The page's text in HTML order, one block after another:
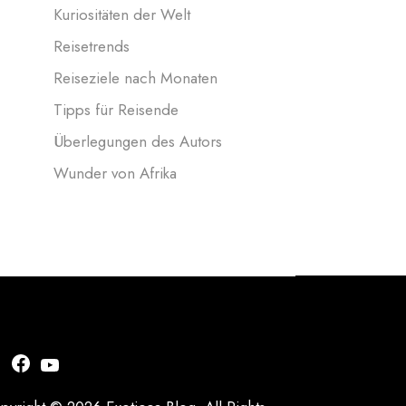
Kuriositäten der Welt
Reisetrends
Reiseziele nach Monaten
Tipps für Reisende
Überlegungen des Autors
Wunder von Afrika
Facebook
YouTube